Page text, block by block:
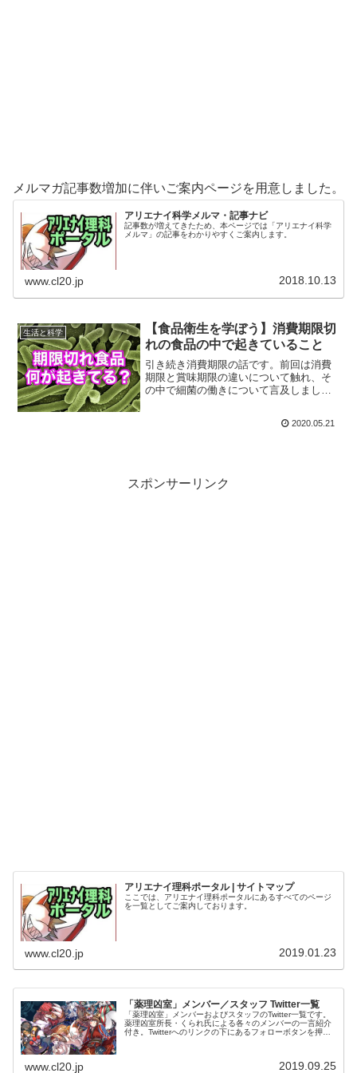
メルマガ記事数増加に伴いご案内ページを用意しました。
アリエナイ科学メルマ・記事ナビ
記事数が増えてきたため、本ページでは「アリエナイ科学
メルマ」の記事をわかりやすくご案内します。
www.cl20.jp 2018.10.13
生活と科学
【食品衛生を学ぼう】消費期限切
れの食品の中で起きていること
引き続き消費期限の話です。前回は消費
期限と賞味期限の違いについて触れ、そ
の中で細菌の働きについて言及しまし
いて触れていきます。安全に食品を提供
2020.05.21
スポンサーリンク
アリエナイ理科ポータル | サイトマップ
ここでは、アリエナイ理科ポータルにあるすべてのページ
を一覧としてご案内しております。
www.cl20.jp 2019.01.23
「薬理凶室」メンバー／スタッフ Twitter一覧
「薬理凶室」メンバーおよびスタッフのTwitter一覧です。
薬理凶室所長・くられ氏による各々のメンバーの一言紹介
付き。Twitterへのリンクの下にあるフォローボタンを押す
www.cl20.jp 2019.09.25